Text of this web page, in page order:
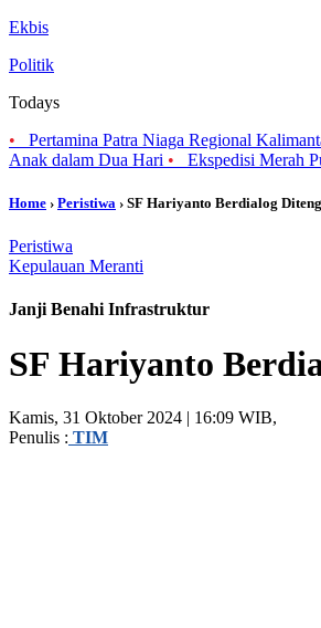
Ekbis
Politik
Todays
•
Pertamina Patra Niaga Regional
Anak dalam Dua Hari • Ekspedisi Merah
Home › Peristiwa › SF Hariyanto Berdialog
Peristiwa
Kepulauan Meranti
Janji Benahi Infrastruktur
SF Hariyanto
Kamis, 31 Oktober 2024 | 16:09 WIB,
Penulis : TIM